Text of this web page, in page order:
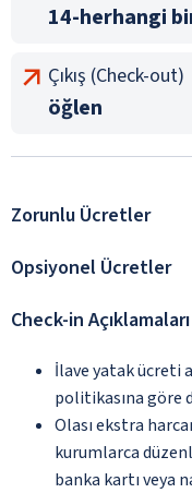
14-herhangi
Çıkış (Check-out)
öğlen
Zorunlu Ücretler
Opsiyonel Ücretler
Check-in Açıklamaları
İlave yatak ücreti
politikasına
Olası ekstra
kurumlarca
banka kartı veya